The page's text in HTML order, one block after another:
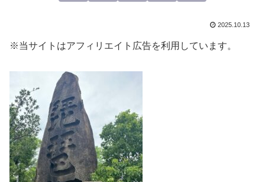
2025.10.13
※当サイトはアフィリエイト広告を利用しています。